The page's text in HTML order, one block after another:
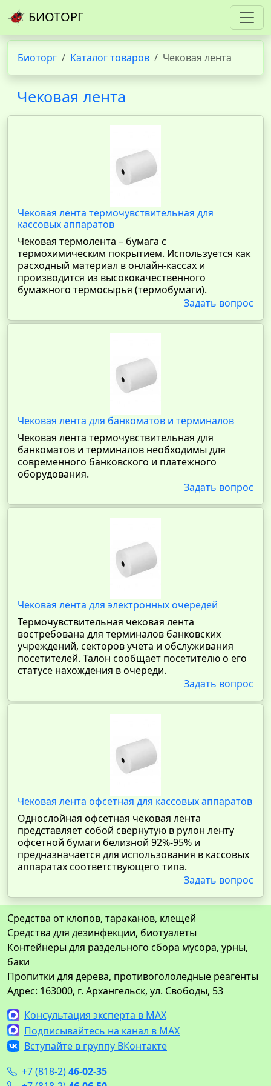
БИОТОРГ
Биоторг Каталог товаров Чековая лента
Чековая лента
Чековая лента термочувствительная для
кассовых аппаратов
Чековая термолента – бумага с
термохимическим покрытием. Используется как
расходный материал в онлайн-кассах и
производится из высококачественного
бумажного термосырья (термобумаги).
Задать вопрос
Чековая лента для банкоматов и терминалов
Чековая лента термочувствительная для
банкоматов и терминалов необходимы для
современного банковского и платежного
оборудования.
Задать вопрос
Чековая лента для электронных очередей
Термочувствительная чековая лента
востребована для терминалов банковских
учреждений, секторов учета и обслуживания
посетителей. Талон сообщает посетителю о его
статусе нахождения в очереди.
Задать вопрос
Чековая лента офсетная для кассовых аппаратов
Однослойная офсетная чековая лента
представляет собой свернутую в рулон ленту
офсетной бумаги белизной 92%-95% и
предназначается для использования в кассовых
аппаратах соответствующего типа.
Задать вопрос
Средства от клопов, тараканов, клещей
Средства для дезинфекции, биотуалеты
Контейнеры для раздельного сбора мусора, урны,
баки
Пропитки для дерева, противогололедные реагенты
Адрес: 163000, г. Архангельск, ул. Свободы, 53
Консультация эксперта в MAX
Подписывайтесь на канал в MAX
Вступайте в группу ВКонтакте
+7 (818-2)46-02-35